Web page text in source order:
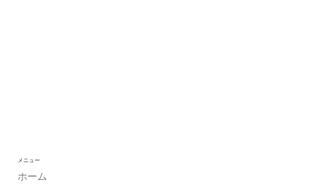
ホーム
メニュー